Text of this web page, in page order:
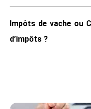
Impôts de vache ou
d’impôts ?